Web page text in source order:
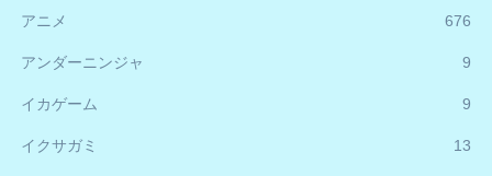
アニメ 676
アンダーニンジャ 9
イカゲーム 9
イクサガミ 13